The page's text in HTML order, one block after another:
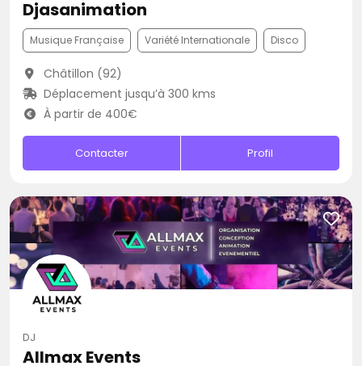
Djasanimation
Musique Française Variété Internationale Disco
Châtillon (92)
Déplacement jusqu’à 300 kms
À partir de 400€
Contacter Profil
DJ
Allmax Events